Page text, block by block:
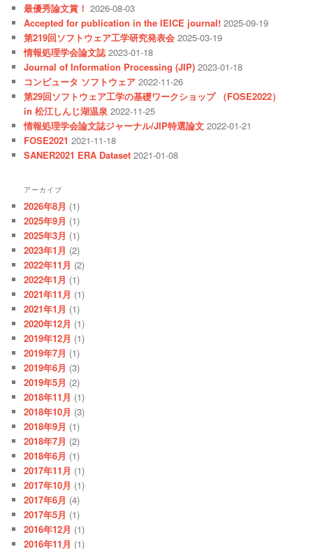
最優秀論文賞！ 2026-08-03
Accepted for publication in the IEICE journal! 2025-09-19
第219回ソフトウェア工学研究発表会 2025-03-19
情報処理学会論文誌 2023-01-18
Journal of Information Processing (JIP) 2023-01-18
コンピュータ ソフトウェア 2022-11-26
第29回ソフトウェア工学の基礎ワークショップ （FOSE2022）
in 松江しんじ湖温泉 2022-11-25
情報処理学会論文誌ジャーナル/JIP特選論文 2022-01-21
FOSE2021 2021-11-18
SANER2021 ERA Dataset 2021-01-08
アーカイブ
2026年8月 (1)
2025年9月 (1)
2025年3月 (1)
2023年1月 (2)
2022年11月 (2)
2022年1月 (1)
2021年11月 (1)
2021年1月 (1)
2020年12月 (1)
2019年12月 (1)
2019年7月 (1)
2019年6月 (3)
2019年5月 (2)
2018年11月 (1)
2018年10月 (3)
2018年9月 (1)
2018年7月 (2)
2018年6月 (1)
2017年11月 (1)
2017年10月 (1)
2017年6月 (4)
2017年5月 (1)
2016年12月 (1)
2016年11月 (1)